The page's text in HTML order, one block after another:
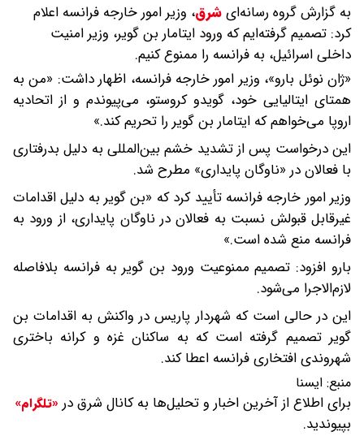
به گزارش گروه رسانه‌ایشرق، وزیر امور خارجه فرانسه اعلام
کرد: تصمیم گرفته‌ایم که ورود ایتامار بن گویر، وزیر امنیت
داخلی اسرائیل، به فرانسه را ممنوع کنیم.
«ژان نوئل بارو»، وزیر امور خارجه فرانسه، اظهار داشت: «من به
همتای ایتالیایی خود، گویدو کروستو، می‌پیوندم و از اتحادیه
اروپا می‌خواهم که ایتامار بن گویر را تحریم کند.»
این درخواست پس از تشدید خشم بین‌المللی به دلیل بدرفتاری
با فعالان در «ناوگان پایداری» مطرح شد.
وزیر امور خارجه فرانسه تأیید کرد که «بن گویر به دلیل اقدامات
غیرقابل قبولش نسبت به فعالان در ناوگان پایداری، از ورود به
فرانسه منع شده است.»
بارو افزود: تصمیم ممنوعیت ورود بن گویر به فرانسه بلافاصله
لازم‌الاجرا می‌شود.
این در حالی است که شهردار پاریس در واکنش به اقدامات بن
گویر تصمیم گرفته است که به ساکنان غزه و کرانه باختری
شهروندی افتخاری فرانسه اعطا کند.
منبع: ایسنا
برای اطلاع از آخرین اخبار و تحلیل‌ها به کانال شرق در «تلگرام»
بپیوندید.